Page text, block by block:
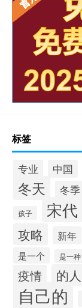
标签
专业 中国
冬天 冬季
孩子 宋代
攻略 新年
是一个 是一种
疫情 的人
自己的